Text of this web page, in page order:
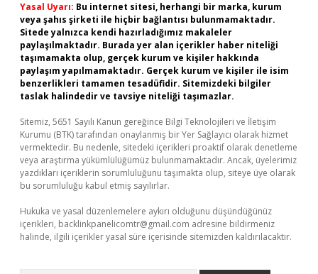
Yasal Uyarı: Bu internet sitesi, herhangi bir marka, kurum
veya şahıs şirketi ile hiçbir bağlantısı bulunmamaktadır.
Sitede yalnızca kendi hazırladığımız makaleler
paylaşılmaktadır. Burada yer alan içerikler haber niteliği
taşımamakta olup, gerçek kurum ve kişiler hakkında
paylaşım yapılmamaktadır. Gerçek kurum ve kişiler ile isim
benzerlikleri tamamen tesadüfidir. Sitemizdeki bilgiler
taslak halindedir ve tavsiye niteliği taşımazlar.
Sitemiz, 5651 Sayılı Kanun gereğince Bilgi Teknolojileri ve İletişim
Kurumu (BTK) tarafından onaylanmış bir Yer Sağlayıcı olarak hizmet
vermektedir. Bu nedenle, sitedeki içerikleri proaktif olarak denetleme
veya araştırma yükümlülüğümüz bulunmamaktadır. Ancak, üyelerimiz
yazdıkları içeriklerin sorumluluğunu taşımakta olup, siteye üye olarak
bu sorumluluğu kabul etmiş sayılırlar.
Hukuka ve yasal düzenlemelere aykırı olduğunu düşündüğünüz
içerikleri, backlinkpanelicomtr@gmail.com adresine bildirmeniz
halinde, ilgili içerikler yasal süre içerisinde sitemizden kaldırılacaktır.